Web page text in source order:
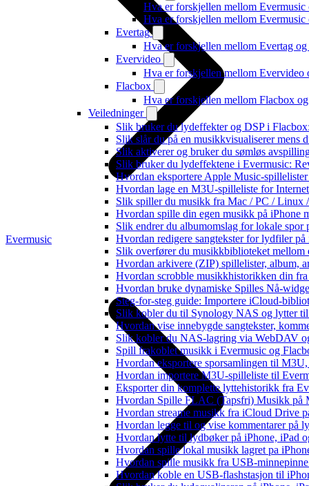
Hva er forskjellen mellom Evermusic
Hva er forskjellen mellom Evermusic
Evertag
Hva er forskjellen mellom Evertag
Evervideo
Hva er forskjellen mellom Evervideo
Flacbox
Hva er forskjellen mellom Flacbox
Veiledninger
Slik bruker du lydeffekter og DSP i
Slik slår du på en musikkvisualiserer mens
Slik aktiverer og bruker du sømløs
Slik bruker du lydeffektene i Evermusic:
Hvordan eksportere Apple Music-
Hvordan lage en M3U-spilleliste for
Slik spiller du musikk fra Mac / PC /
Hvordan spille din egen musikk på iPhone
Slik endrer du albumomslag for lokale
Hvordan redigere sangtekster for lydfiler
Slik overfører du musikkbiblioteket
Hvordan arkivere (ZIP) spillelister, album,
Hvordan scrobble musikkhistorikken din
Hvordan bruke dynamiske Spilles Nå-
Steg-for-steg guide: Importere iCloud-
Slik kobler du til Synology NAS og lytter
Hvordan vise innebygde sangtekster,
Slik kobler du NAS-lagring via WebDAV
Spill frakoblet musikk i Evermusic og
Hvordan eksportere sporsamlingen til
Hvordan importere M3U-spilleliste til
Eksporter din komplette lyttehistorikk fra
Hvordan Spille FLAC (Tapsfri) Musikk på
Hvordan streame musikk fra iCloud Drive
Hvordan legge til og vise kommentarer på
Hvordan lytte til lydbøker på iPhone, iPad
Hvordan spille lokal musikk lagret pa
Hvordan spille musikk fra USB-
Hvordan koble en USB-flashstasjon til
Evermusic